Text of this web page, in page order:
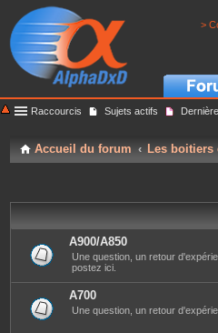
>
Raccourcis Sujets actifs
Accueil du forum Les
A900/A850
Une question, un retour
postez ici.
A700
Une question, un retour